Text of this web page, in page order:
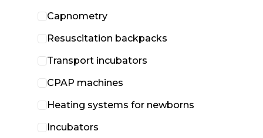
Capnometry
Resuscitation backpacks
Transport incubators
CPAP machines
Heating systems for newborns
Incubators